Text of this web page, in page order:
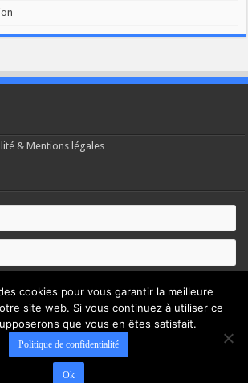
& Mentions légales
Se souvenir de moi
cookies pour vous garantir la meilleure
site web. Si vous continuez à utiliser ce
que vous en êtes satisfait.
Politique de confidentialité
Ok